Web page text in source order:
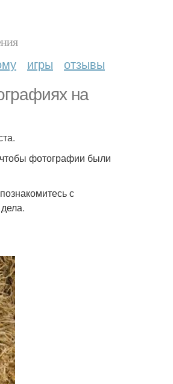
игры отзывы
на
фотографии были
с